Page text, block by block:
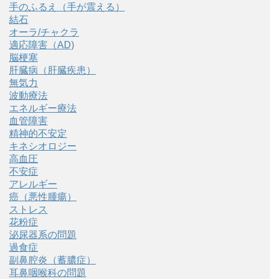
手のふるえ（手が震える）
結石
オーラ/チャクラ
適応障害（AD)
脳梗塞
肝臓病（肝臓疾患）
無気力
波動療法
エネルギー療法
血管障害
精神的不安定
キネシオロジー
高血圧
不安症
アレルギー
癌（悪性腫瘍）
ストレス
花粉症
泌尿器系の問題
過食症
副鼻腔炎（蓄膿症）
耳鼻咽喉科の問題